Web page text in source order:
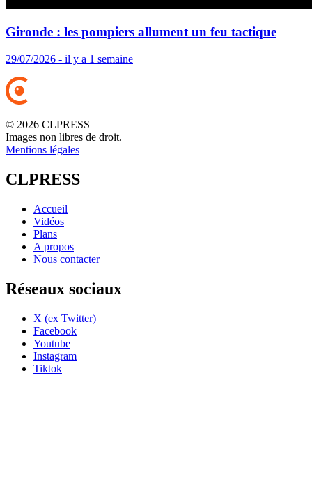
Gironde : les pompiers allument un feu tactique
29/07/2026 - il y a 1 semaine
© 2026 CLPRESS
Images non libres de droit.
Mentions légales
CLPRESS
Accueil
Vidéos
Plans
A propos
Nous contacter
Réseaux sociaux
X (ex Twitter)
Facebook
Youtube
Instagram
Tiktok